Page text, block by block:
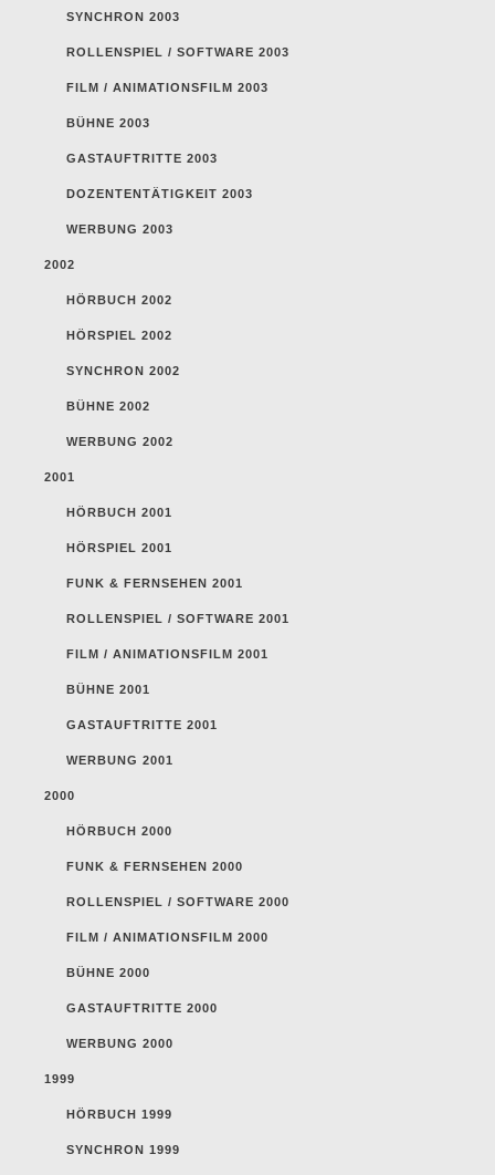
SYNCHRON 2003
ROLLENSPIEL / SOFTWARE 2003
FILM / ANIMATIONSFILM 2003
BÜHNE 2003
GASTAUFTRITTE 2003
DOZENTENTÄTIGKEIT 2003
WERBUNG 2003
2002
HÖRBUCH 2002
HÖRSPIEL 2002
SYNCHRON 2002
BÜHNE 2002
WERBUNG 2002
2001
HÖRBUCH 2001
HÖRSPIEL 2001
FUNK & FERNSEHEN 2001
ROLLENSPIEL / SOFTWARE 2001
FILM / ANIMATIONSFILM 2001
BÜHNE 2001
GASTAUFTRITTE 2001
WERBUNG 2001
2000
HÖRBUCH 2000
FUNK & FERNSEHEN 2000
ROLLENSPIEL / SOFTWARE 2000
FILM / ANIMATIONSFILM 2000
BÜHNE 2000
GASTAUFTRITTE 2000
WERBUNG 2000
1999
HÖRBUCH 1999
SYNCHRON 1999